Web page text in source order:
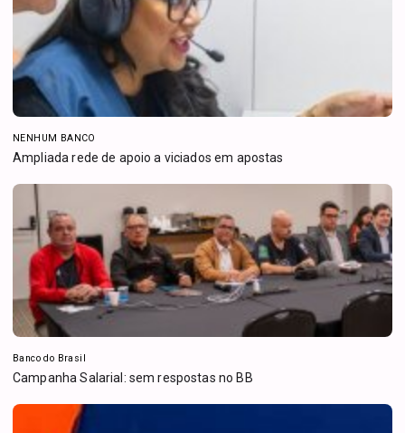
NENHUM BANCO
Ampliada rede de apoio a viciados em apostas
Banco do Brasil
Campanha Salarial: sem respostas no BB